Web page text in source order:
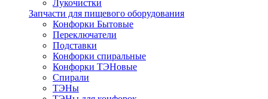
Лукочистки
Запчасти для пищевого оборудования
Конфорки Бытовые
Переключатели
Подставки
Конфорки спиральные
Конфорки ТЭНовые
Спирали
ТЭНы